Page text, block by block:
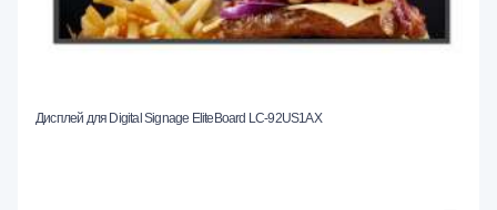
Дисплей для Digital Signage EliteBoard LC-92US1AX